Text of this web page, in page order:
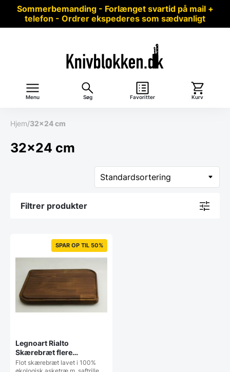
Sommerbemanding - Forlænget svartid på mail +
telefon - Ordrer ekspederes som sædvanligt
Menu Søg Favoritter Kurv
Hjem/32x24 cm
32x24 cm
Filtrer produkter
SPAR OP TIL 50%
Legnoart Rialto
Skærebræt flere
størrelser
Flot skærebræt lavet i 100%